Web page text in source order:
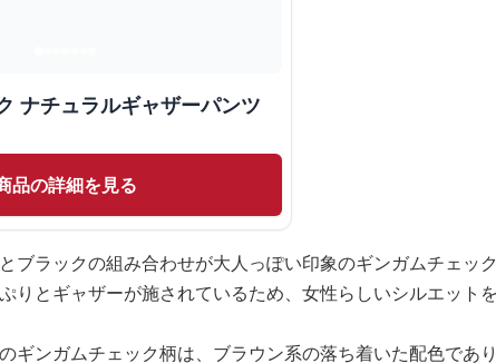
ナチュラルギャザーパンツ
品の詳細を見る
ブラックの組み合わせが大人っぽい印象のギンガムチェック
りとギャザーが施されているため、女性らしいシルエットを
ギンガムチェック柄は、ブラウン系の落ち着いた配色であ